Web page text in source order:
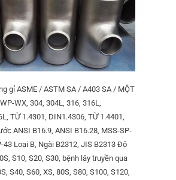
gỉ ASME / ASTM SA / A403 SA / MỘT
WX, 304, 304L, 316, 316L,
TỪ 1.4301, DIN1.4306, TỪ 1.4401,
ANSI B16.9, ANSI B16.28, MSS-SP-
43 Loại B, Ngài B2312, JIS B2313 Độ
S10, S20, S30, bệnh lây truyền qua
S40, S60, XS, 80S, S80, S100, S120,